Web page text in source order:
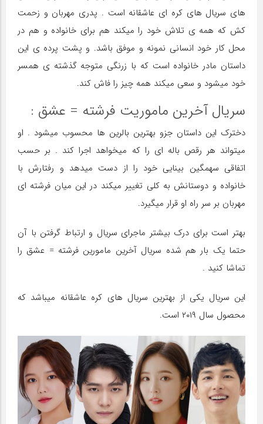
های سریال های کره ای عاشقانه است . پدری مهربان و زحمت
کش که همه ی تلاش خود را میکند هم برای خانواده و هم در
محل کار خود انسانی نمونه و موفق باشد. و پشت پرده ی این
داستان مادر خانواده است که با زرنگی متوجه گذشته ی همسر
خود میشود و سعی میکند همه چیز را فاش کند.
سریال آخرین ماموریت فرشته = عشق :
دخترک این داستان جزو بهترین بالرین ها محسوب میشود . او
میتواند هر رقص باله ای را که میخواهد اجرا کند . بر حسب
اتفاقی سهمگین بینایی خود را از دست میدهد و رفتارش با
خانواده و دوستانش به کلی تغییر میکند در این میان فرشته ای
مهربان بر سر راه او قرار میگیرد.
بهتر است برای درک بیشتر ماجرای سریال و ارتباط گرفتن با آن
حتما یک بار هم شده سریال آخرین مامورین فرشته = عشق را
تماشا کنید .
این سریال یکی از بهترین سریال های کره عاشقانه میباشد که
محصول سال ۲۰۱۹ است.